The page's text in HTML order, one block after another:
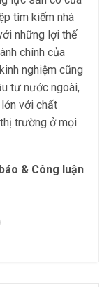
tìm kiếm nhà
những lợi thế
chính của
nghiệm cũng
tư nước ngoài,
với chất
trường ở mọi
& Công luận